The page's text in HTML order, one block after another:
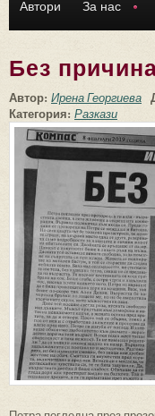
Автори За нас
Без
Автор: Ирена Георгиева
Категория: Разкази